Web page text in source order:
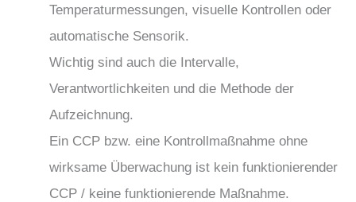
Temperaturmessungen, visuelle Kontrollen oder
automatische Sensorik.
Wichtig sind auch die Intervalle,
Verantwortlichkeiten und die Methode der
Aufzeichnung.
Ein CCP bzw. eine Kontrollmaßnahme ohne
wirksame Überwachung ist kein funktionierender
CCP / keine funktionierende Maßnahme.